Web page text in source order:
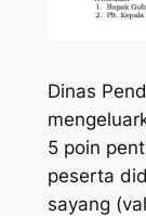
Dinas
5 poin
peserta
sayang